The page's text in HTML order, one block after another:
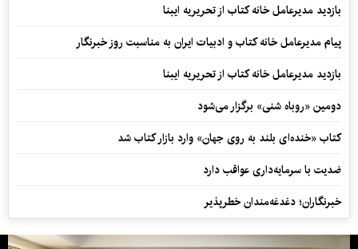
بازدید مدیرعامل خانه کتاب از تحریریه ایبنا
پیام مدیرعامل خانه کتاب و ادبیات ایران به مناسبت روز خبرنگار
بازدید مدیرعامل خانه کتاب از تحریریه ایبنا
دومین «روباه شنی» برگزار می‌شود
کتاب «خنده‌ای بلند به روی جهان» وارد بازار کتاب شد
ضدیت با سرمایه‌داری عواقب دارد
خبرنگاران؛ دغدغه‌مندان خطرپذیر